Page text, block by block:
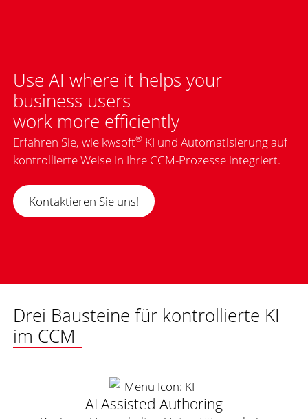
Use AI where it helps your
business users
work more efficiently
Erfahren Sie, wie kwsoft® KI und Automatisierung auf
kontrollierte Weise in Ihre CCM-Prozesse integriert.
Kontaktieren Sie uns!
Drei Bausteine für kontrollierte KI
im CCM
AI Assisted Authoring